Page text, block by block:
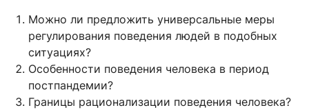
Можно ли предложить универсальные меры
регулирования поведения людей в подобных
ситуациях?
Особенности поведения человека в период
постпандемии?
Границы рационализации поведения человека?